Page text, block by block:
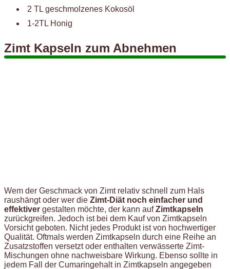
2 TL geschmolzenes Kokosöl
1-2TL Honig
Zimt Kapseln zum Abnehmen
Wem der Geschmack von Zimt relativ schnell zum Hals
raushängt oder wer die Zimt-Diät noch einfacher und
effektiver gestalten möchte, der kann aufZimtkapseln
zurückgreifen. Jedoch ist bei dem Kauf von Zimtkapseln
Vorsicht geboten. Nicht jedes Produkt ist von hochwertiger
Qualität. Oftmals werden Zimtkapseln durch eine Reihe an
Zusatzstoffen versetzt oder enthalten verwässerte Zimt-
Mischungen ohne nachweisbare Wirkung. Ebenso sollte in
jedem Fall der Cumaringehalt in Zimtkapseln angegeben